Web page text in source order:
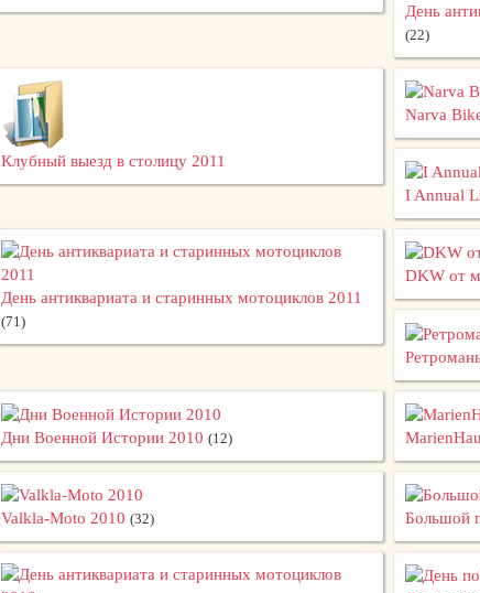
День
(22)
Клубный выезд в столицу 2011
Narva
I Annual
День антиквариата и старинных мотоциклов 2011
(71)
DKW от
Дни Военной Истории 2010 (12)
Valkla-Moto 2010 (32) Большой